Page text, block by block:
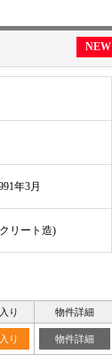
NEW
年3月
リート造)
り 物件詳細
り 物件詳細